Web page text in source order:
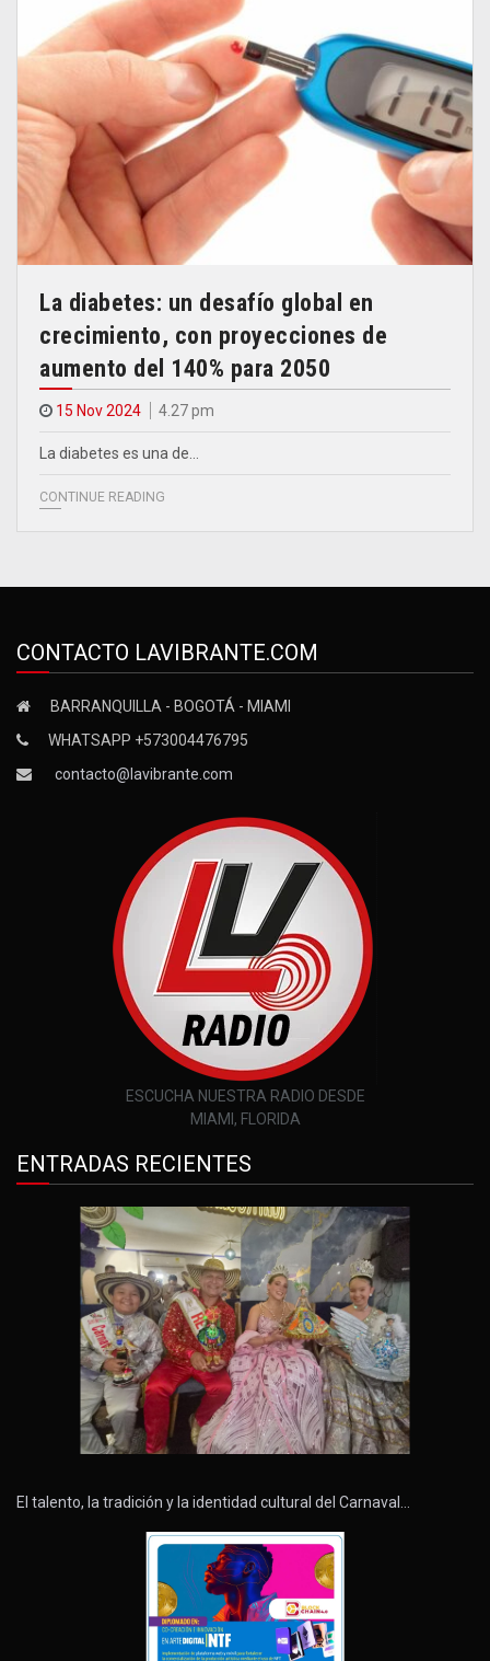
La diabetes: un desafío global en
crecimiento, con proyecciones de
aumento del 140% para 2050
15 Nov 2024 4.27 pm
La diabetes es una de…
CONTINUE READING
CONTACTO LAVIBRANTE.COM
BARRANQUILLA - BOGOTÁ - MIAMI
WHATSAPP +573004476795
contacto@lavibrante.com
ESCUCHA NUESTRA RADIO DESDE
MIAMI, FLORIDA
ENTRADAS RECIENTES
El talento, la tradición y la identidad cultural del Carnaval…